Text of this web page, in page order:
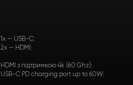
1x — USB-C;
2x — HDMI;
HDMI з підтримкою 4k (60 Ghz);
USB-C PD charging port up to 60W;